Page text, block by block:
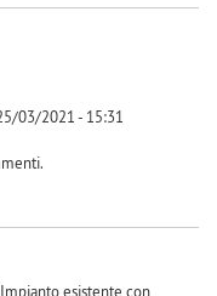
03/2021 - 15:31
esistente con